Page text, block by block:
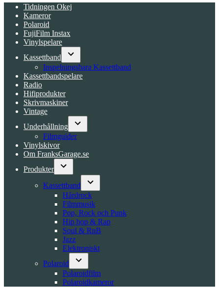
Tidningen Okej
Kameror
Polaroid
FujiFilm Instax
Vinylspelare
Kassettband
Open
dropdown
menu
Inspelningsbara Kassettband
Kassettbandspelare
Radio
Hifiprodukter
Skrivmaskiner
Vintage
Underhållning
Open
Filmguider
Vinylskivor
Om FranksGarage.se
Produkter
Open
dropdown
menu
Kassettband
Open
dropdown
menu
Hårdrock
Filmmusik
Pop, Rock och Punk
Hip hop & Rap
Soul & RnB
Jazz
Elektroniskt
Polaroid
Open
dropdown
menu
Polaroidfilm
Polaroidkameror